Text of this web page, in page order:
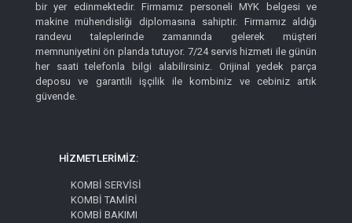
bir yer edinmektedir. Firmamız personeli MYK belgesi ve
makine mühendisliği diplomasına sahiptir. Firmamız aldığı
randevu taleplerinde zamanında gelerek müşteri
memnuniyetini ön planda tutuyor. 7/24 servis hizmeti ile günün
her saati telefonla bilgi alabilirsiniz. Orijinal yedek parça
deposu ve garantili işçilik ile kombiniz ve cebiniz artık
güvende.
HİZMETLERİMİZ:
KOMBİ SERVİSİ
KOMBİ TAMİRİ
KOMBİ BAKIMI